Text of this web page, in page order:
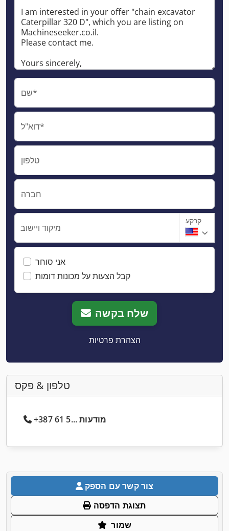
שם*
דוא"ל*
טלפון
חברה
מיקוד ויישוב
קרקע
אני סוחר
קבל הצעות על מכונות דומות
שלח בקשה
הצהרת פרטיות
טלפון & פקס
+387 61 5... מודעות
צור קשר עם הספק
תצוגת הדפסה
שמור